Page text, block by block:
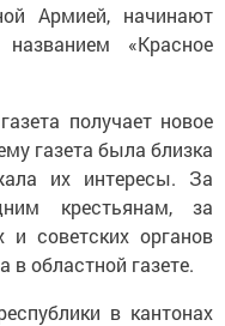
Армией, начинают
«Красное
получает новое
газета была близка
их интересы. За
крестьянам, за
и советских органов
в областной газете.
в кантонах